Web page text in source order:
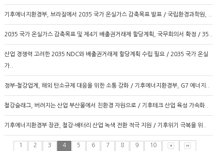
기후에너지환경부, 브라질에서 2035 국가 온실가스 감축목표 발표 / 국립환경과학원, ..
2035 국가 온실가스 감축목표 및 제4기 배출권거래제 할당계획, 국무회의서 확정 / 35..
산업 경쟁력 고려한 2035 NDC와 배출권거래제 할당계획 수립 필요 / 2035 국가 온실
가..
정부-철강업계, 해외 탄소규제 대응을 위한 소통 강화 / 기후에너지환경부, G7 에너지..
철강슬래그, 버려지는 산업 부산물에서 친환경 자원으로 / 기후테크 산업 육성 가속화..
기후에너지환경부 장관, 철강-배터리 산업 녹색 전환 적극 지원 / 기후위기 극복을 위..
1 2 3 4 5 6 7 8 9 10